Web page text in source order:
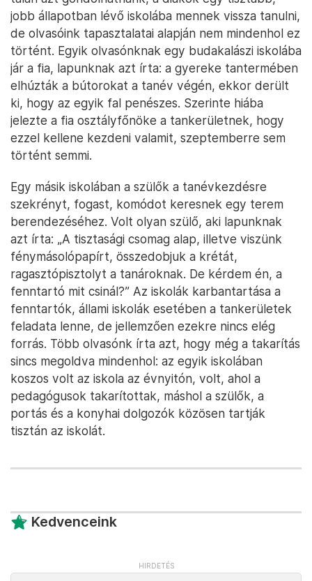
jobb állapotban lévő iskolába mennek vissza tanulni,
de olvasóink tapasztalatai alapján nem mindenhol ez
történt. Egyik olvasónknak egy budakalászi iskolába
jár a fia, lapunknak azt írta: a gyereke tantermében
elhúzták a bútorokat a tanév végén, ekkor derült
ki, hogy az egyik fal penészes. Szerinte hiába
jelezte a fia osztályfőnöke a tankerületnek, hogy
ezzel kellene kezdeni valamit, szeptemberre sem
történt semmi.
Egy másik iskolában a szülők a tanévkezdésre
szekrényt, fogast, komódot keresnek egy terem
berendezéséhez. Volt olyan szülő, aki lapunknak
azt írta: „A tisztasági csomag alap, illetve viszünk
fénymásolópapírt, összedobjuk a krétát,
ragasztópisztolyt a tanároknak. De kérdem én, a
fenntartó mit csinál?” Az iskolák karbantartása a
fenntartók, állami iskolák esetében a tankerületek
feladata lenne, de jellemzően ezekre nincs elég
forrás. Több olvasónk írta azt, hogy még a takarítás
sincs megoldva mindenhol: az egyik iskolában
koszos volt az iskola az évnyitón, volt, ahol a
pedagógusok takarítottak, máshol a szülők, a
portás és a konyhai dolgozók közösen tartják
tisztán az iskolát.
Kedvenceink